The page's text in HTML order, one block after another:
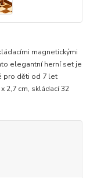
magnetickými
elegantní herní set je
pro děti od 7 let
2,7 cm, skládací 32